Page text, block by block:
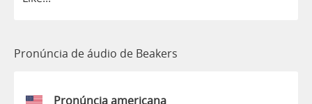
Pronúncia de áudio de Beakers
Pronúncia americana